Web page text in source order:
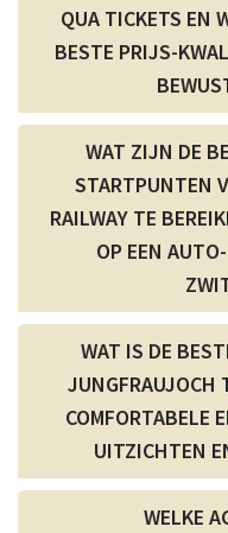
QUA TICKETS EN
BESTE PRIJS-
WAT ZIJN DE
STARTPUNTEN
RAILWAY TE
OP EEN
WAT IS DE
JUNGFRAUJOCH
COMFORTABELE
UITZICHTEN
WELKE